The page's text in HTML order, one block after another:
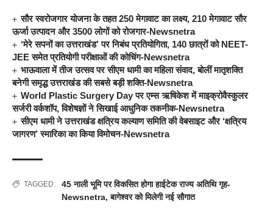
सौर स्वरोजगार योजना के तहत 250 मेगावाट का लक्ष्य, 210 मेगावाट सौर
ऊर्जा उत्पादन और 3500 लोगों को रोजगार-Newsnetra
‘मेरे सपनों का उत्तराखंड’ पर निबंध प्रतियोगिता, 140 छात्रों को NEET-
JEE समेत प्रतियोगी परीक्षाओं की कोचिंग-Newsnetra
भाऊवाला में तीज उत्सव पर सीएम धामी का महिला संवाद, बोलीं मातृशक्ति
बनेगी समृद्ध उत्तराखंड की सबसे बड़ी शक्ति-Newsnetra
World Plastic Surgery Day पर एम्स ऋषिकेश में माइक्रोवैस्कुलर
सर्जरी वर्कशॉप, विशेषज्ञों ने सिखाई आधुनिक तकनीक-Newsnetra
सीएम धामी ने उत्तराखंड क्षत्रिय कल्याण समिति की वेबसाइट और ‘क्षत्रिय
जागरण’ स्मारिका का किया विमोचन-Newsnetra
TAGGED:
45 नाली भूमि पर विकसित होगा हाईटेक राज्य अतिथि गृह-
Newsnetra,बागेश्वर को मिलेगी नई सौगात